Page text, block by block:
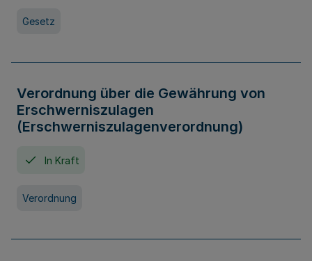
Gesetz
Verordnung über die Gewährung von
Erschwerniszulagen
(Erschwerniszulagenverordnung)
In Kraft
Verordnung